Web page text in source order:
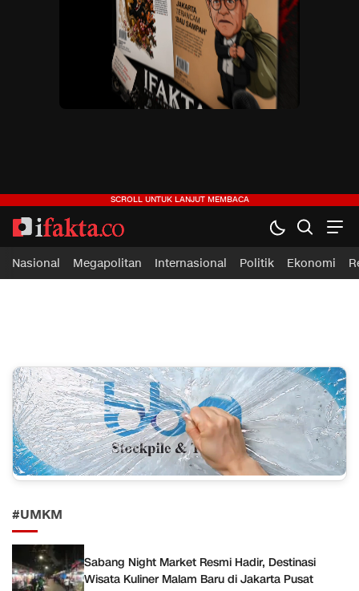
ifakta.co
#pastibenar
Nasional Megapolitan Internasional Politik Ekonomi
#UMKM
Sabang Night Market Resmi Hadir, Destinasi
Wisata Kuliner Malam Baru di Jakarta Pusat